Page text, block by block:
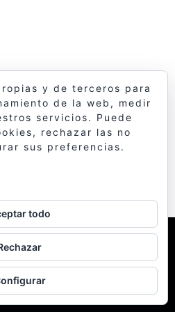
Arquitectos
y de terceros para
de la web, medir
servicios. Puede
rechazar las no
sus preferencias.
todo